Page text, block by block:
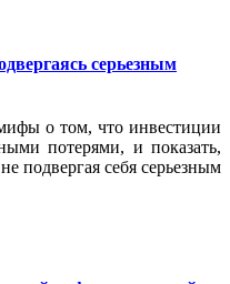
серьезным
о том, что инвестиции
потерями, и показать,
подвергая себя серьезным